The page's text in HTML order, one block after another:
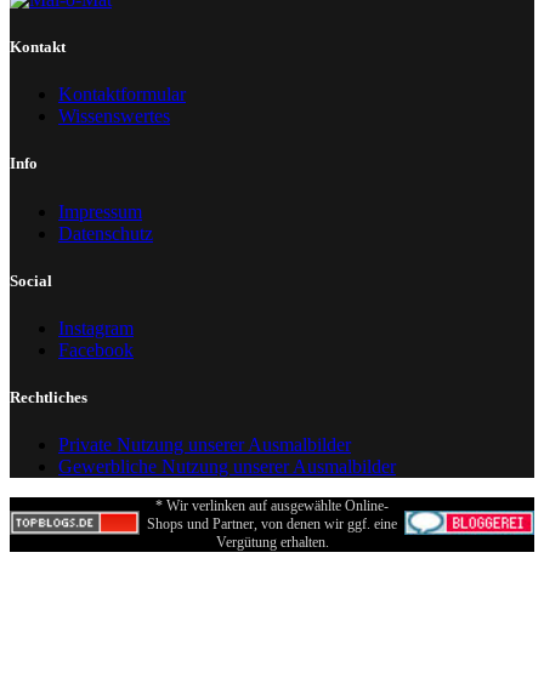
Kontakt
Kontaktformular
Wissenswertes
Info
Impressum
Datenschutz
Social
Instagram
Facebook
Rechtliches
Private Nutzung unserer Ausmalbilder
Gewerbliche Nutzung unserer Ausmalbilder
* Wir verlinken auf ausgewählte Online-
Shops und Partner, von denen wir ggf. eine
Vergütung erhalten.